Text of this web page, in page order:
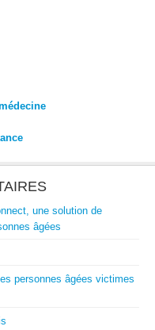
une solution de
âgées
personnes âgées victimes